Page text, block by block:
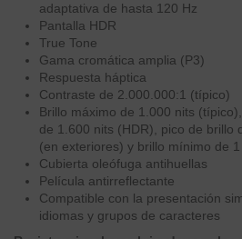
adaptativa de hasta 120 Hz
Pantalla HDR
True Tone
Gama cromática amplia (P3)
Respuesta háptica
Contraste de 2.000.000:1 (típico)
Brillo máximo de 1.000 nits
de 1.600 nits (HDR), pico de brillo
(en exteriores) y brillo mínimo de
Cubierta oleófuga antihuellas
Película antirreflectante
Compatible con la presentación
idiomas y grupos de caracteres